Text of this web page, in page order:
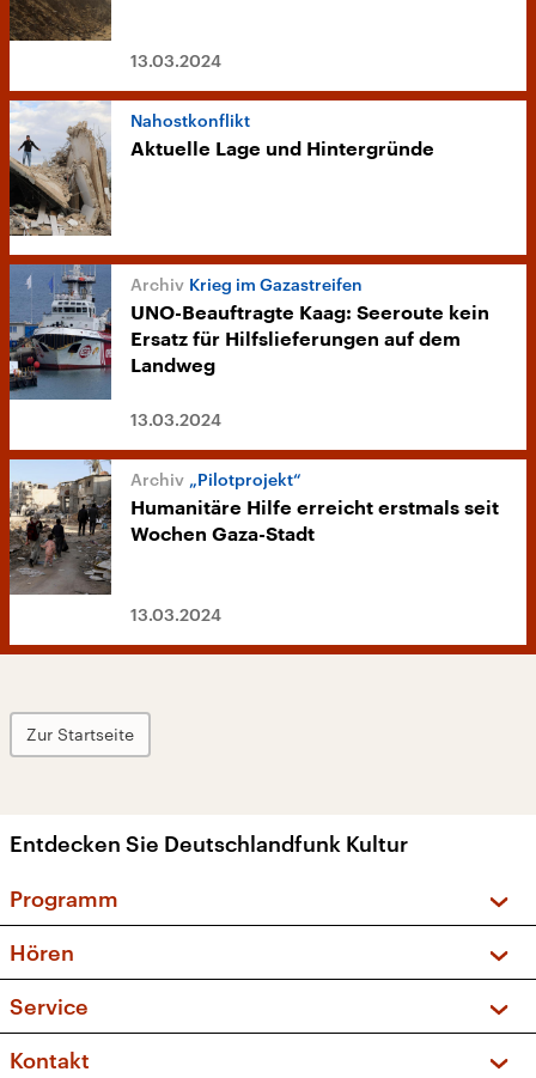
13.03.2024
Nahostkonflikt
Aktuelle Lage und Hintergründe
Krieg im Gazastreifen
UNO-Beauftragte Kaag: Seeroute kein
Ersatz für Hilfslieferungen auf dem
Landweg
13.03.2024
„Pilotprojekt“
Humanitäre Hilfe erreicht erstmals seit
Wochen Gaza-Stadt
13.03.2024
Zur Startseite
Entdecken Sie Deutschlandfunk Kultur
Programm
Sendungen und Podcasts
Musikliste
Kakadu – Das Kinderprogramm
Hören
Frequenzen (UKW + DAB+)
Service
FAQ
Kontakt